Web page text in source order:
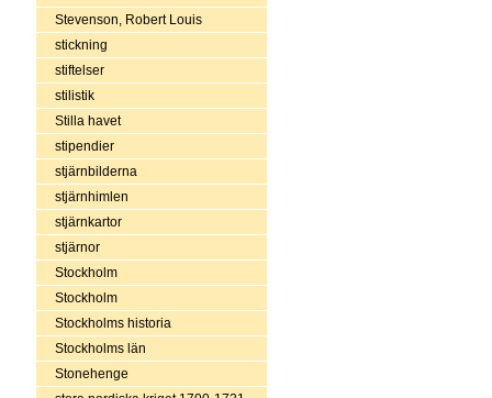
Stevenson, Robert Louis
stickning
stiftelser
stilistik
Stilla havet
stipendier
stjärnbilderna
stjärnhimlen
stjärnkartor
stjärnor
Stockholm
Stockholm
Stockholms historia
Stockholms län
Stonehenge